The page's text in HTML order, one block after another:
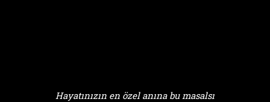
Hayatınızın en özel anına bu masalsı